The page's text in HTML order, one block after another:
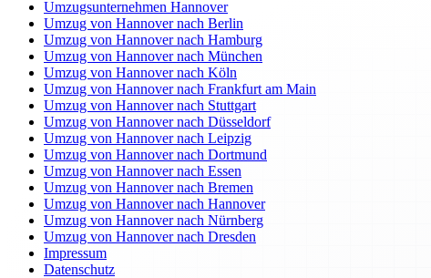
Umzugsunternehmen Hannover
Umzug von Hannover nach Berlin
Umzug von Hannover nach Hamburg
Umzug von Hannover nach München
Umzug von Hannover nach Köln
Umzug von Hannover nach Frankfurt am Main
Umzug von Hannover nach Stuttgart
Umzug von Hannover nach Düsseldorf
Umzug von Hannover nach Leipzig
Umzug von Hannover nach Dortmund
Umzug von Hannover nach Essen
Umzug von Hannover nach Bremen
Umzug von Hannover nach Hannover
Umzug von Hannover nach Nürnberg
Umzug von Hannover nach Dresden
Impressum
Datenschutz